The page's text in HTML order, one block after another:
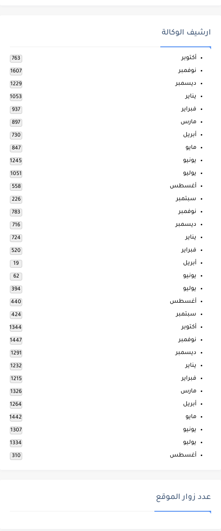
ارشيف الوكالة
أكتوبر 763
نوفمبر 1607
ديسمبر 1229
يناير 1053
فبراير 937
مارس 897
أبريل 730
مايو 847
يونيو 1245
يوليو 1051
أغسطس 558
سبتمبر 226
نوفمبر 783
ديسمبر 716
يناير 724
فبراير 520
أبريل 19
يونيو 62
يوليو 394
أغسطس 440
سبتمبر 424
أكتوبر 1344
نوفمبر 1447
ديسمبر 1291
يناير 1232
فبراير 1215
مارس 1326
أبريل 1264
مايو 1442
يونيو 1307
يوليو 1334
أغسطس 310
عدد زوار الموقع